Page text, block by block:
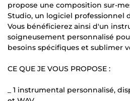
propose une composition sur-
Studio, un logiciel professionnel
Vous bénéficierez ainsi d'un
soigneusement personnalisé
besoins spécifiques et sublimer
CE QUE JE VOUS PROPOSE :
_ 1 instrumental personnalisé,